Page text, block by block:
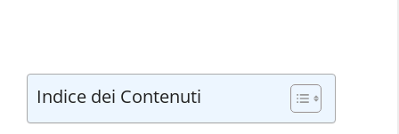
Indice dei Contenuti